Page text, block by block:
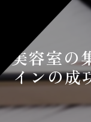
美容室の
インの成